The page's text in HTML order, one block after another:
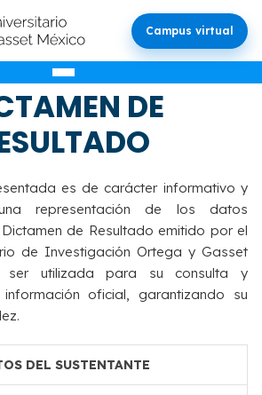
Campus virtual
DEL
DE
es de carácter informativo y
representación de los datos
de Resultado emitido por el
de Investigación Ortega y Gasset
ser utilizada para su consulta y
oficial, garantizando su
DEL SUSTENTANTE